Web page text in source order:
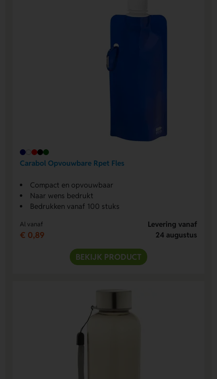
Carabol Opvouwbare Rpet Fles
Compact en opvouwbaar
Naar wens bedrukt
Bedrukken vanaf 100 stuks
Al vanaf
€ 0,89
Levering vanaf
24 augustus
BEKIJK PRODUCT